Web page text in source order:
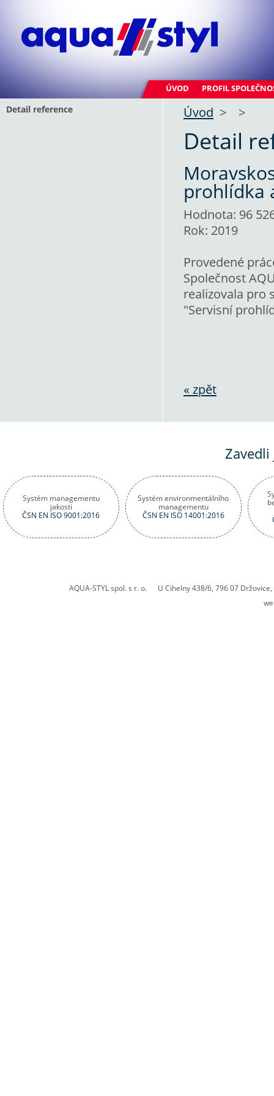
ÚVOD PROFIL
Úvod > >
Detail
prohlídka
Hodnota: 96
Rok: 2019
Provedené
Společnost
realizovala pro
"Servisní
« zpět
Detail reference
Systém managementu
jakosti
ČSN EN ISO 9001:2016
Systém environmentálního
managementu
ČSN EN ISO 14001:2016
AQUA-STYL spol. s r. o. U Cihelny 438/6, 796 07